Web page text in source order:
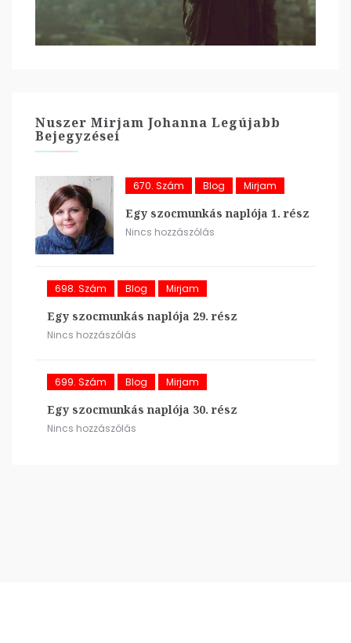
Nuszer Mirjam Johanna Legújabb
Bejegyzései
670. Szám Blog Mirjam
Egy szocmunkás naplója 1. rész
Nincs hozzászólás
698. Szám Blog Mirjam
Egy szocmunkás naplója 29. rész
Nincs hozzászólás
699. Szám Blog Mirjam
Egy szocmunkás naplója 30. rész
Nincs hozzászólás